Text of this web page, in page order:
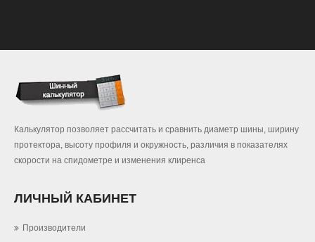
Калькулятор позволяет рассчитать и сравнить диаметр шины, ширину
протектора, высоту профиля и окружность, различия в показателях
скорости на спидометре и изменения клиренса
ЛИЧНЫЙ КАБИНЕТ
Производители